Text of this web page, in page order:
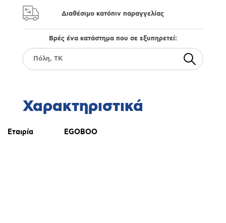
Διαθέσιμο κατόπιν παραγγελίας
Βρές ένα κατάστημα που σε εξυπηρετεί:
Χαρακτηριστικά
Εταιρία EGOBOO